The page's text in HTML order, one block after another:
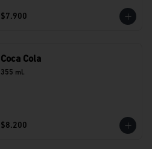
$7.900
Coca Cola
355 ml.
$8.200